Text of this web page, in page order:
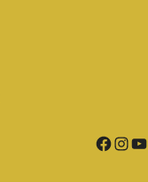
Facebook InstagramYouTube